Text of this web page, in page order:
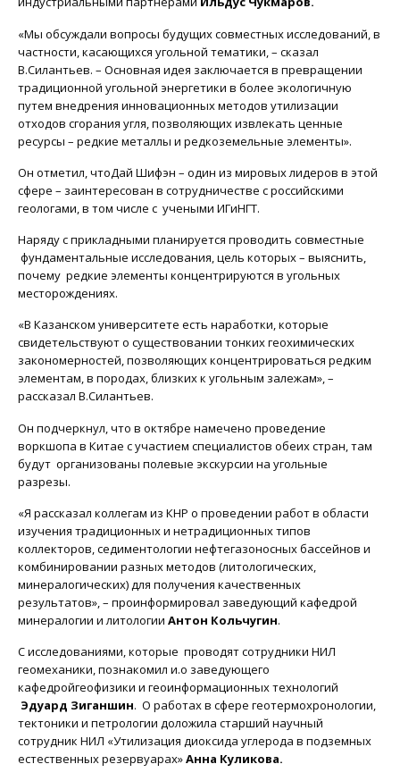
«Мы обсуждали вопросы будущих совместных исследований, в
частности, касающихся угольной тематики, – сказал
В.Силантьев. – Основная идея заключается в превращении
традиционной угольной энергетики в более экологичную
путем внедрения инновационных методов утилизации
отходов сгорания угля, позволяющих извлекать ценные
ресурсы – редкие металлы и редкоземельные элементы».
Он отметил, чтоДай Шифэн – один из мировых лидеров в этой
сфере – заинтересован в сотрудничестве с российскими
геологами, в том числе с учеными ИГиНГТ.
Наряду с прикладными планируется проводить совместные
фундаментальные исследования, цель которых – выяснить,
почему редкие элементы концентрируются в угольных
месторождениях.
«В Казанском университете есть наработки, которые
свидетельствуют о существовании тонких геохимических
закономерностей, позволяющих концентрироваться редким
элементам, в породах, близких к угольным залежам», –
рассказал В.Силантьев.
Он подчеркнул, что в октябре намечено проведение
воркшопа в Китае с участием специалистов обеих стран, там
будут организованы полевые экскурсии на угольные
разрезы.
«Я рассказал коллегам из КНР о проведении работ в области
изучения традиционных и нетрадиционных типов
коллекторов, седиментологии нефтегазоносных бассейнов и
комбинировании разных методов (литологических,
минералогических) для получения качественных
результатов», – проинформировал заведующий кафедрой
минералогии и литологии Антон Кольчугин.
С исследованиями, которые проводят сотрудники НИЛ
геомеханики, познакомил и.о заведующего
кафедройгеофизики и геоинформационных технологий
Эдуард Зиганшин. О работах в сфере геотермохронологии,
тектоники и петрологии доложила старший научный
сотрудник НИЛ «Утилизация диоксида углерода в подземных
естественных резервуарах»Анна Куликова.